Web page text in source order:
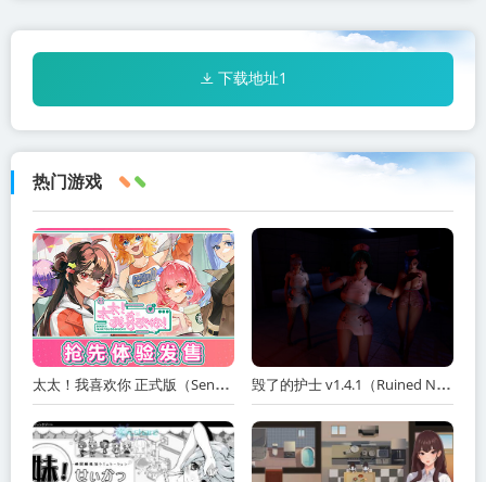
下载地址1
热门游戏
太太！我喜欢你 正式版（Sensei! I Like You So Much!）免安装中文版 毁了的护士 v1.4.1（Ruined Nurse）免安装中文版